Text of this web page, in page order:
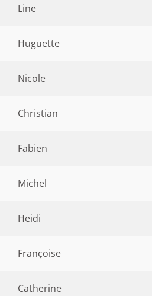
Line
Huguette
Nicole
Christian
Fabien
Michel
Heidi
Françoise
Catherine